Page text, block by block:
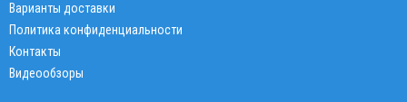
Варианты доставки
Политика конфиденциальности
Контакты
Видеообзоры